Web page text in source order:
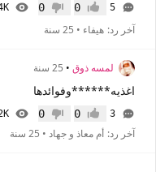
5 إعجاب0 عدم إعجاب
0
آخر رد: هيفاء • 25 سنة
لمسه ذوق • 25 سنة
اغذيه******وفوائدها
3 إعجاب0 عدم إعجاب
0
آخر رد: أم معاذ و جهاد • 25 سنة